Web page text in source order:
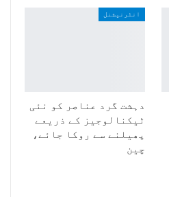
انٹرنیشنل
دہشت گرد عناصر کو نئی
ٹیکنالوجیز کے ذریعے
پھیلنے سے روکا جائے،
چین